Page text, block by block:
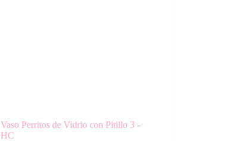
Vaso Perritos de Vidrio con Pitillo 3 -
HC